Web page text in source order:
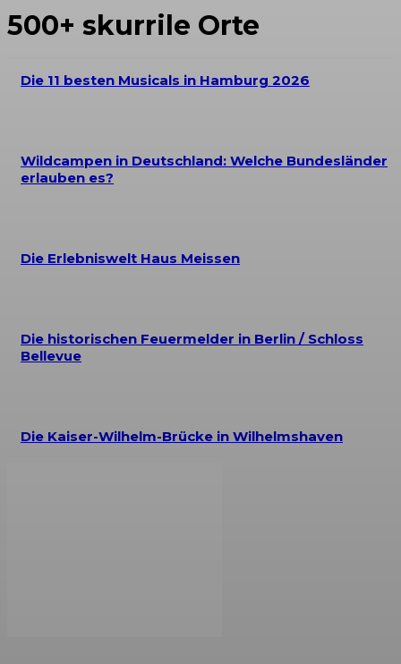
500+ skurrile Orte
Die 11 besten Musicals in Hamburg 2026
Wildcampen in Deutschland: Welche Bundesländer
erlauben es?
Die Erlebniswelt Haus Meissen
Die historischen Feuermelder in Berlin / Schloss
Bellevue
Die Kaiser-Wilhelm-Brücke in Wilhelmshaven